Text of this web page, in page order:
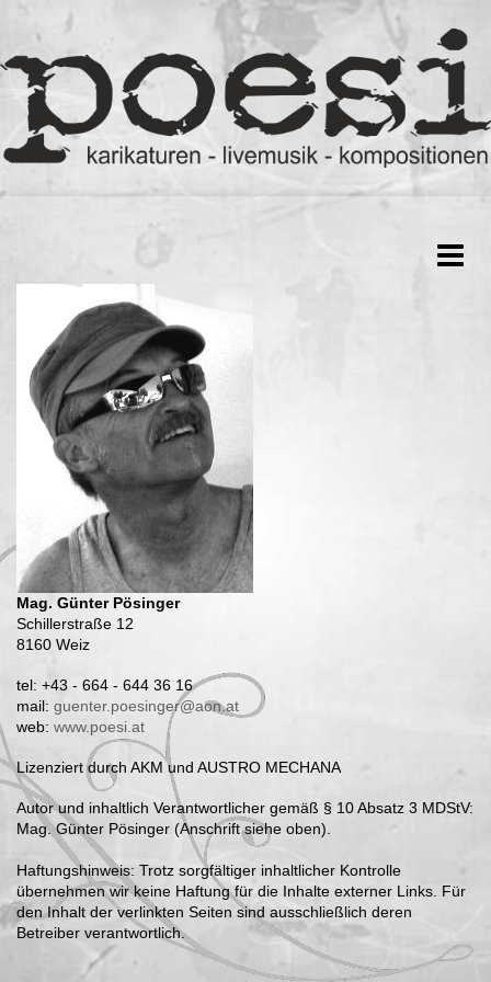
Mag. Günter Pösinger
Schillerstraße 12
8160 Weiz
tel: +43 - 664 - 644 36 16
mail: guenter.poesinger@aon.at
web: www.poesi.at
Lizenziert durch AKM und AUSTRO MECHANA
Autor und inhaltlich Verantwortlicher gemäß § 10 Absatz 3 MDStV:
Mag. Günter Pösinger (Anschrift siehe oben).
Haftungshinweis: Trotz sorgfältiger inhaltlicher Kontrolle
übernehmen wir keine Haftung für die Inhalte externer Links. Für
den Inhalt der verlinkten Seiten sind ausschließlich deren
Betreiber verantwortlich.